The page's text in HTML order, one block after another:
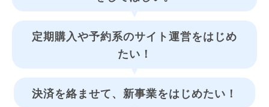
定期購入や予約系のサイト運営をはじめ
たい！
決済を絡ませて、新事業をはじめたい！